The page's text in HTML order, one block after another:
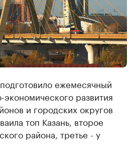
ежемесячный
экономического развития
и городских округов
топ Казань, второе
района, третье - у